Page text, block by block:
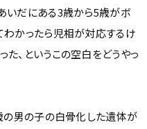
いだにある3歳から5歳がボ
わかったら児相が対応するけ
、というこの空白をどうやっ
男の子の白骨化した遺体が